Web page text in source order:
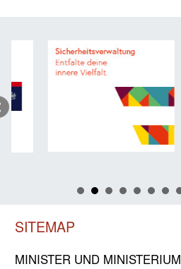
SITEMAP
MINISTER UND MINIST­ERIUM